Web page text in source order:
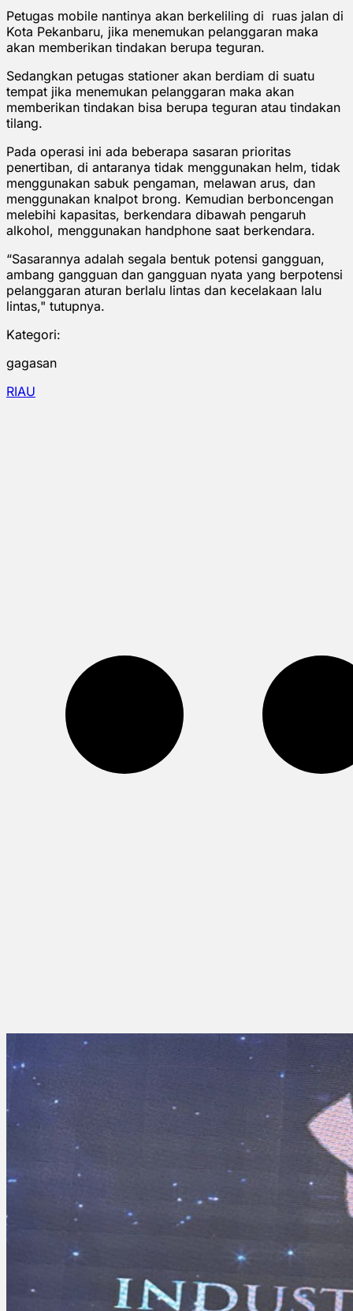
Petugas mobile nantinya akan berkeliling di ruas jalan di
Kota Pekanbaru, jika menemukan pelanggaran maka
akan memberikan tindakan berupa teguran.
Sedangkan petugas stationer akan berdiam di suatu
tempat jika menemukan pelanggaran maka akan
memberikan tindakan bisa berupa teguran atau tindakan
tilang.
Pada operasi ini ada beberapa sasaran prioritas
penertiban, di antaranya tidak menggunakan helm, tidak
menggunakan sabuk pengaman, melawan arus, dan
menggunakan knalpot brong. Kemudian berboncengan
melebihi kapasitas, berkendara dibawah pengaruh
alkohol, menggunakan handphone saat berkendara.
“Sasarannya adalah segala bentuk potensi gangguan,
ambang gangguan dan gangguan nyata yang berpotensi
pelanggaran aturan berlalu lintas dan kecelakaan lalu
lintas," tutupnya.
Kategori:
gagasan
RIAU